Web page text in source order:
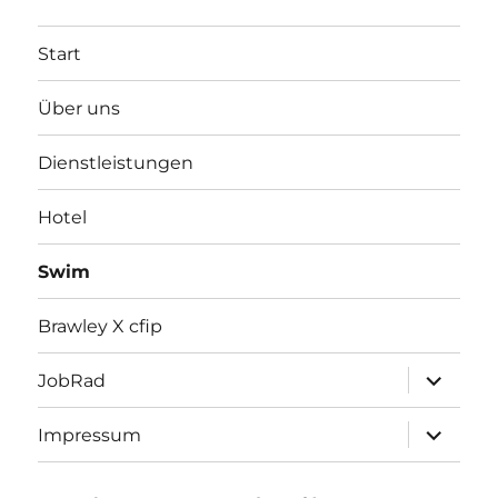
Start
Über uns
Dienstleistungen
Hotel
Swim
Brawley X cfip
JobRad
öffnen
Impressum
öffnen